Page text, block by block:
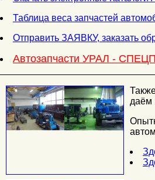
Таблица веса запчастей
Отправить ЗАЯВКУ, заказать
Автозапчасти УРАЛ -
даём